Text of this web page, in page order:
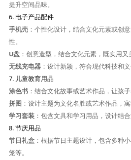
提升空间品味。
6. 电子产品配件
手机壳：个性化设计，结合文化元素或创
性。
U盘：创意造型，结合文化元素，既实用又
无线充电器：设计新颖，符合现代科技和文
7. 儿童教育用品
涂色书：结合文化故事或艺术作品，让孩子
拼图 ：设计主题为文化名胜或艺术作品，寓
学习套装：包含文具和学习用品，设计结
8.节庆用品
节日礼盒：根据节日主题设计，包含多种
笼等。